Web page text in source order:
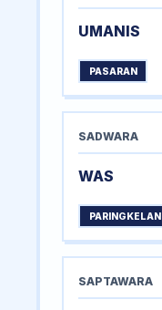
UMANIS
PASARAN
SADWARA
WAS
PARINGKELAN
SAPTAWARA